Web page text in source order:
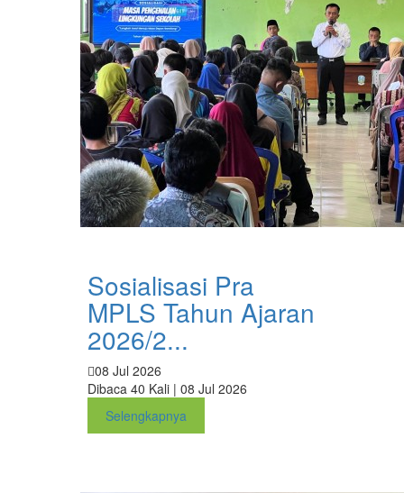
Sosialisasi Pra
MPLS Tahun Ajaran
2026/2...
08 Jul 2026
Dibaca 40 Kali | 08 Jul 2026
Selengkapnya